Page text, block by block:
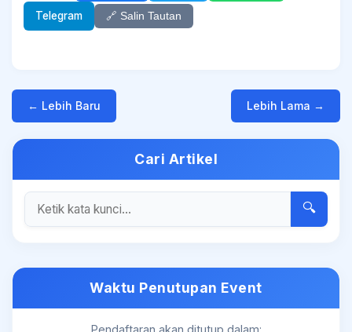
Telegram 🔗 Salin Tautan
← Lebih Baru Lebih Lama →
Cari Artikel
🔍
Waktu Penutupan Event
Pendaftaran akan ditutup dalam: